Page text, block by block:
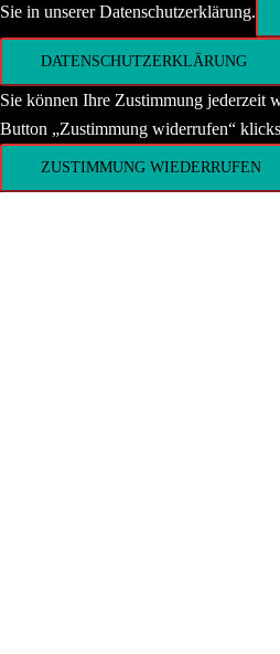
Sie in unserer Datenschutzerklärung.
DATENSCHUTZERKLÄRUNG
Sie können Ihre Zustimmung jederzeit
Button „Zustimmung widerrufen“
ZUSTIMMUNG WIEDERRUFEN